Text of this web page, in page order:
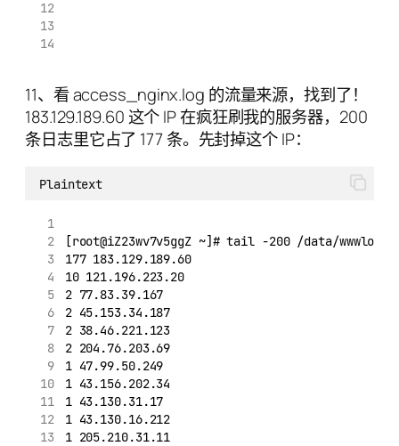
11、看 access_nginx.log 的流量来源，找到了！
183.129.189.60 这个 IP 在疯狂刷我的服务器，200
条日志里它占了 177 条。先封掉这个 IP：
Plaintext
[root@iZ23wv7v5ggZ ~]# tail -200 /data/
177 183.129.189.60
10 121.196.223.20
2 77.83.39.167
2 45.153.34.187
2 38.46.221.123
2 204.76.203.69
1 47.99.50.249
1 43.156.202.34
1 43.130.31.17
1 43.130.16.212
1 205.210.31.11